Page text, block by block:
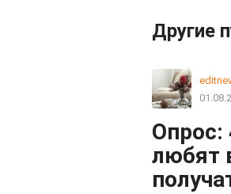
Другие
Опрос:
любят